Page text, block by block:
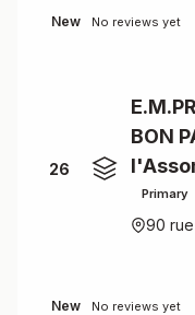
New No reviews yet
26
BON
Primary
90
New No reviews yet